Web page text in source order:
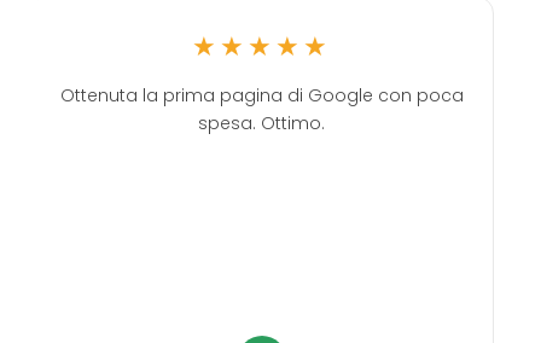
★★★★★
Ottenuta la prima pagina di Google con poca
spesa. Ottimo.